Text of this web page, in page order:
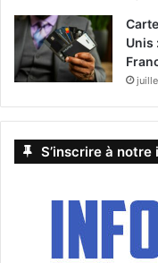
Unis
S’inscrire à